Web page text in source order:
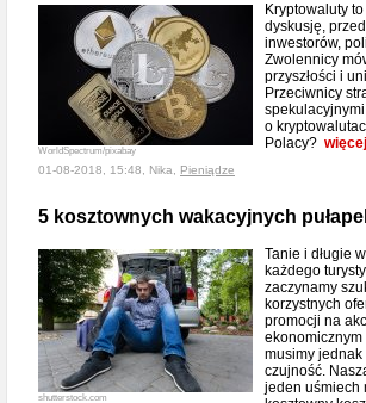
WorldSpectrum/pixabay
Kryptowaluty
dyskusję,
inwestorów,
Zwolennicy
przyszłości i
Przeciwnicy
o
Polacy? więcej
01-08-2018, 15:48, Nika, Pieniądze
5 kosztownych wakacyjnych
shutterstock.com
Tanie i długie
każdego
zaczynamy
korzystnych
promocji na
musimy
czujność.
jeden uśmiech